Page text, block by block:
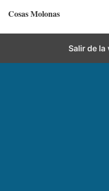
Cosas Molonas
Salir de